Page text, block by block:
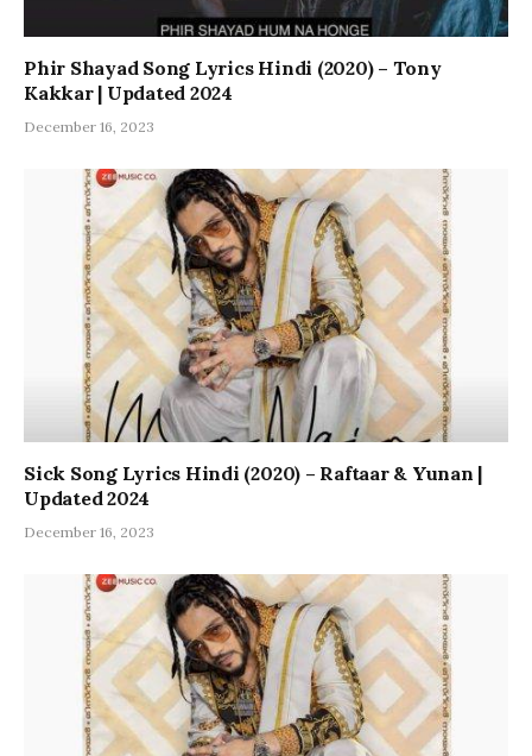
Phir Shayad Song Lyrics Hindi (2020) – Tony
Kakkar | Updated 2024
December 16, 2023
Sick Song Lyrics Hindi (2020) – Raftaar & Yunan |
Updated 2024
December 16, 2023